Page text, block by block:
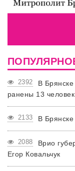
2392
В
ранены 13 человек
2133 В
2088
Врио
Егор Ковальчук